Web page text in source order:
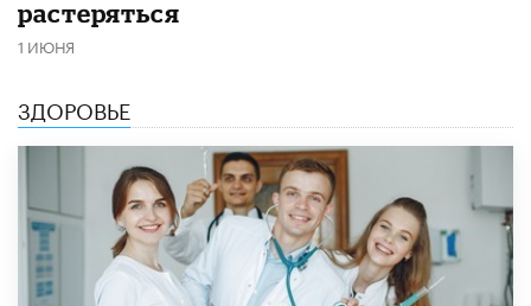
растеряться
1 ИЮНЯ
ЗДОРОВЬЕ